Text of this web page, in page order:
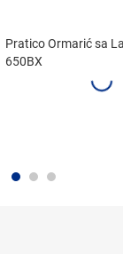
Pratico Ormarić sa
650BX